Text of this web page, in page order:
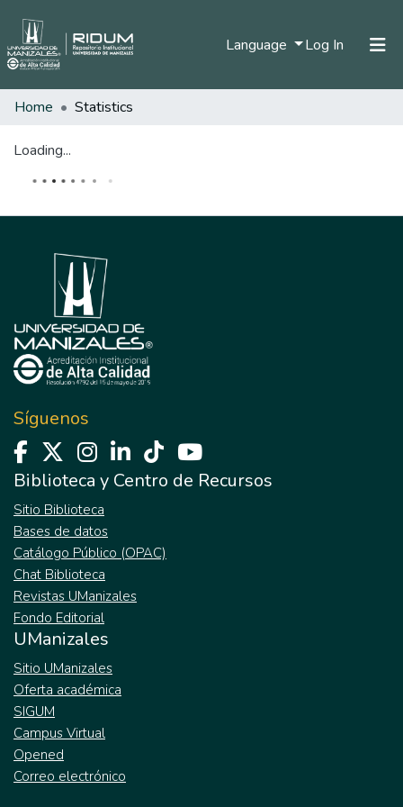
Language Log In (current)
Home Statistics
Loading...
Síguenos
Biblioteca y Centro de Recursos
Sitio Biblioteca
Bases de datos
Catálogo Público (OPAC)
Chat Biblioteca
Revistas UManizales
Fondo Editorial
UManizales
Sitio UManizales
Oferta académica
SIGUM
Campus Virtual
Opened
Correo electrónico